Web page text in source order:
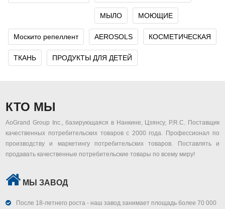
МЫЛО МОЮЩИЕ
Москито репеллент AEROSOLS КОСМЕТИЧЕСКАЯ
ТКАНЬ ПРОДУКТЫ ДЛЯ ДЕТЕЙ
КТО МЫ
AoGrand Group Inc., базирующаяся в Нанкине, Цзянсу, P.R.C. Поставщик
качественных потребительских товаров с 2000 года. Профессионал по
производству и маркетингу потребительских товаров. Поставлять и
продавать качественные потребительские товары по всему миру!
МЫ ЗАВОД
После 18-летнего роста - наш завод занимает площадь более 70 000